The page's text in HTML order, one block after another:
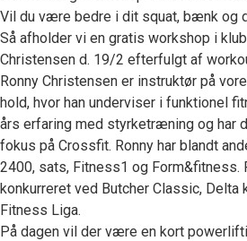
Vil du være bedre i dit squat, bænk og
Så afholder vi en gratis workshop i
Christensen d. 19/2 efterfulgt af
Ronny Christensen er instruktør på
hold, hvor han underviser i funktionel
års erfaring med styrketræning og har
fokus på Crossfit. Ronny har blandt
2400, sats, Fitness1 og Form&fitness.
konkurreret ved Butcher Classic, Delta
Fitness Liga.
På dagen vil der være en kort